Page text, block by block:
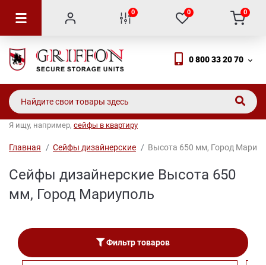
0 0 0
0 800 33 20 70
Я ищу, например, сейфы в квартиру
Главная Сейфы дизайнерские Высота 650 мм, Город
Сейфы дизайнерские Высота 650
мм, Город Мариуполь
Фильтр товаров